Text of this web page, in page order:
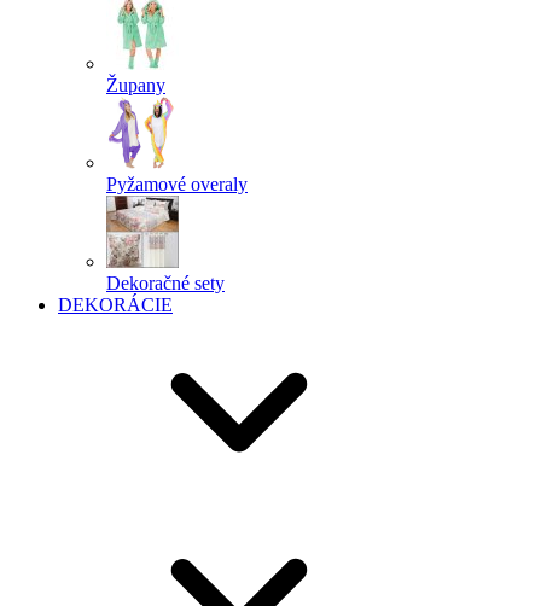
Župany
Pyžamové overaly
Dekoračné sety
DEKORÁCIE